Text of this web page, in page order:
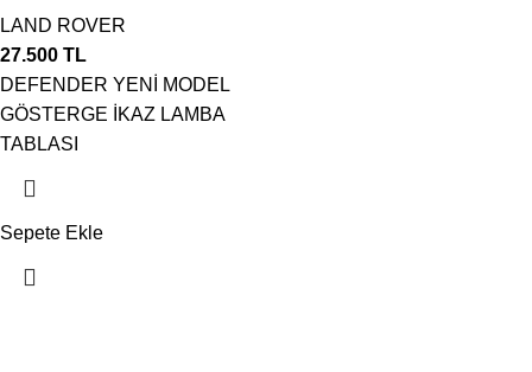
LAND ROVER
27.500 TL
DEFENDER YENİ MODEL
GÖSTERGE İKAZ LAMBA
TABLASI
Sepete Ekle